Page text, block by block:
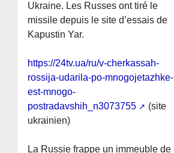
Ukraine. Les Russes ont tiré le
missile depuis le site d’essais de
Kapustin Yar.
https://24tv.ua/ru/v-cherkassah-
rossija-udarila-po-mnogojetazhke-
est-mnogo-
postradavshih_n3073755
(site
ukrainien)
La Russie frappe un immeuble de